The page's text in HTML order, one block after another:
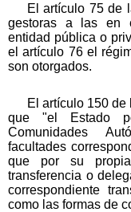
El artículo 75 de
gestoras a las en
entidad pública o
el artículo 76 el
son otorgados.
El artículo 150
que "el Estado
Comunidades
facultades
que por su
transferencia o
correspondiente
como las formas de